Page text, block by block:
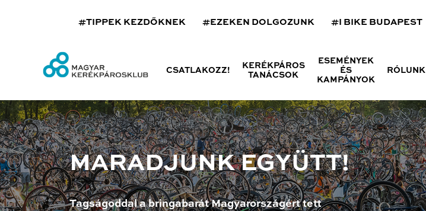
#TIPPEK KEZDŐKNEK #EZEKEN DOLGOZUNK #I BIKE BUDAPEST
CSATLAKOZZ!
KERÉKPÁROS
TANÁCSOK
ESEMÉNYEK
ÉS
KAMPÁNYOK
RÓLUNK
MARADJUNK EGYÜTT!
Tagságoddal a bringabarát Magyarországért tett